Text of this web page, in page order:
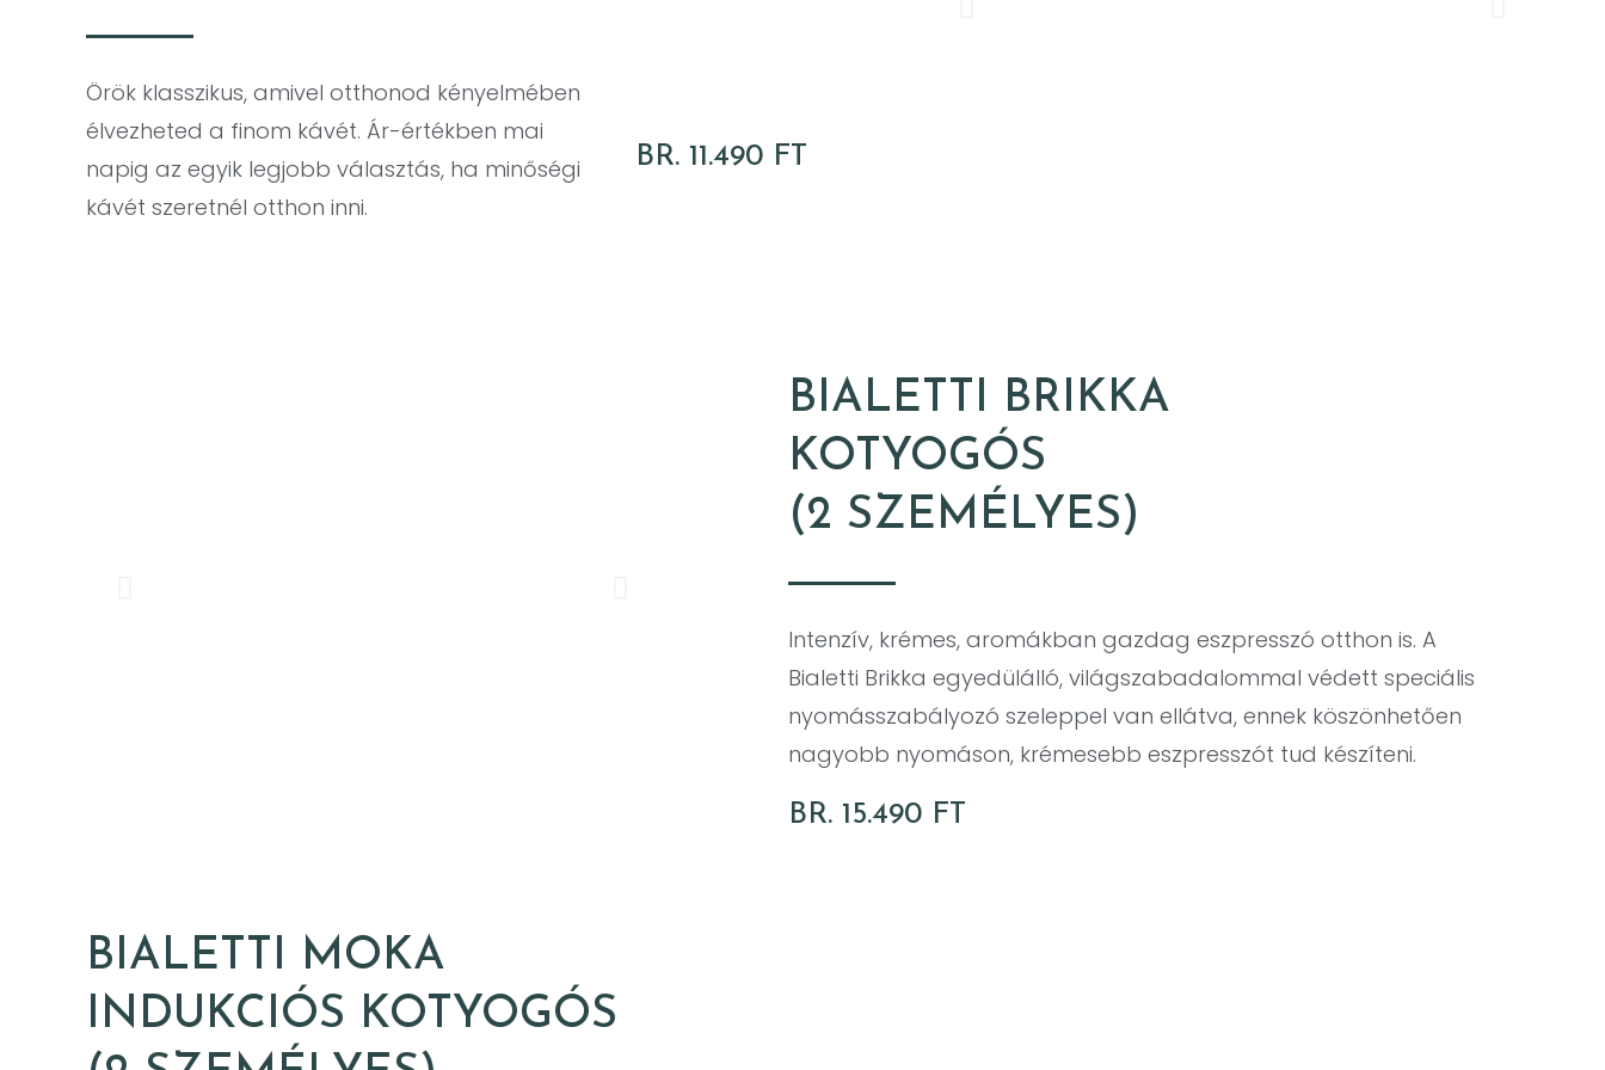
Örök klasszikus, amivel otthonod kényelmében
élvezheted a finom kávét. Ár-értékben mai
napig az egyik legjobb választás, ha minőségi
kávét szeretnél otthon inni.
BR. 11.490 FT
BIALETTI BRIKKA
KOTYOGÓS
(2 SZEMÉLYES)
Intenzív, krémes, aromákban gazdag eszpresszó otthon is. A
Bialetti Brikka egyedülálló, világszabadalommal védett speciális
nyomásszabályozó szeleppel van ellátva, ennek köszönhetően
nagyobb nyomáson, krémesebb eszpresszót tud készíteni.
BR. 15.490 FT
BIALETTI MOKA
INDUKCIÓS KOTYOGÓS